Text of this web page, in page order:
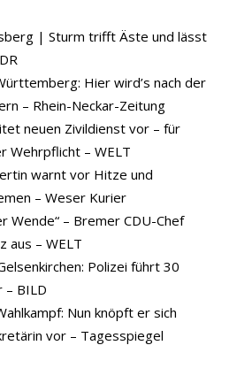
| Sturm trifft Äste und lässt
Hier wird’s nach der
– Rhein-Neckar-Zeitung
neuen Zivildienst vor – für
Wehrpflicht – WELT
warnt vor Hitze und
– Weser Kurier
Wende“ – Bremer CDU-Chef
aus – WELT
Polizei führt 30
– BILD
Nun knöpft er sich
vor – Tagesspiegel